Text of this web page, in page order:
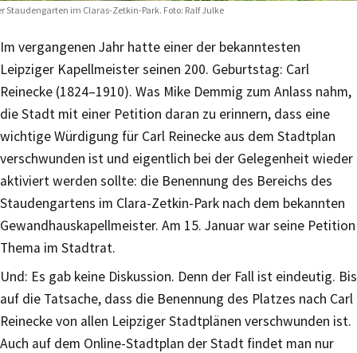
Staudengarten im Claras-Zetkin-Park. Foto: Ralf Julke
Im vergangenen Jahr hatte einer der bekanntesten
Leipziger Kapellmeister seinen 200. Geburtstag: Carl
Reinecke (1824–1910). Was Mike Demmig zum Anlass nahm,
die Stadt mit einer Petition daran zu erinnern, dass eine
wichtige Würdigung für Carl Reinecke aus dem Stadtplan
verschwunden ist und eigentlich bei der Gelegenheit wieder
aktiviert werden sollte: die Benennung des Bereichs des
Staudengartens im Clara-Zetkin-Park nach dem bekannten
Gewandhauskapellmeister. Am 15. Januar war seine Petition
Thema im Stadtrat.
Und: Es gab keine Diskussion. Denn der Fall ist eindeutig. Bis
auf die Tatsache, dass die Benennung des Platzes nach Carl
Reinecke von allen Leipziger Stadtplänen verschwunden ist.
Auch auf dem Online-Stadtplan der Stadt findet man nur